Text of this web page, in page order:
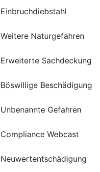
Einbruchdiebstahl
Weitere Naturgefahren
Erweiterte Sachdeckung
Böswillige Beschädigung
Unbenannte Gefahren
Compliance Webcast
Neuwertentschädigung